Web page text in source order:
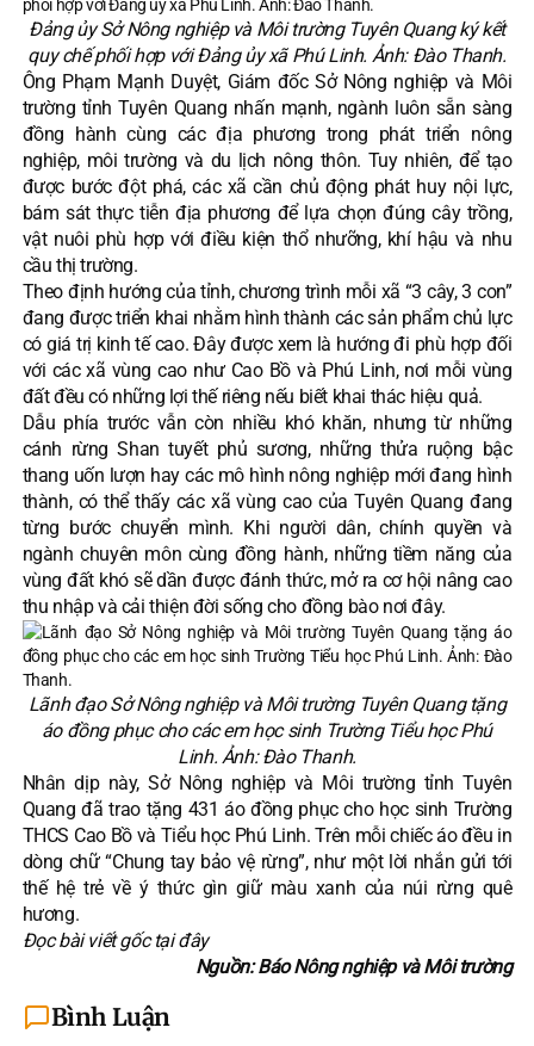
Đảng ủy Sở Nông nghiệp và Môi trường Tuyên Quang ký kết
quy chế phối hợp với Đảng ủy xã Phú Linh. Ảnh: Đào Thanh.
Ông Phạm Mạnh Duyệt, Giám đốc Sở Nông nghiệp và Môi
trường tỉnh Tuyên Quang nhấn mạnh, ngành luôn sẵn sàng
đồng hành cùng các địa phương trong phát triển nông
nghiệp, môi trường và du lịch nông thôn. Tuy nhiên, để tạo
được bước đột phá, các xã cần chủ động phát huy nội lực,
bám sát thực tiễn địa phương để lựa chọn đúng cây trồng,
vật nuôi phù hợp với điều kiện thổ nhưỡng, khí hậu và nhu
cầu thị trường.
Theo định hướng của tỉnh, chương trình mỗi xã “3 cây, 3 con”
đang được triển khai nhằm hình thành các sản phẩm chủ lực
có giá trị kinh tế cao. Đây được xem là hướng đi phù hợp đối
với các xã vùng cao như Cao Bồ và Phú Linh, nơi mỗi vùng
đất đều có những lợi thế riêng nếu biết khai thác hiệu quả.
Dẫu phía trước vẫn còn nhiều khó khăn, nhưng từ những
cánh rừng Shan tuyết phủ sương, những thửa ruộng bậc
thang uốn lượn hay các mô hình nông nghiệp mới đang hình
thành, có thể thấy các xã vùng cao của Tuyên Quang đang
từng bước chuyển mình. Khi người dân, chính quyền và
ngành chuyên môn cùng đồng hành, những tiềm năng của
vùng đất khó sẽ dần được đánh thức, mở ra cơ hội nâng cao
thu nhập và cải thiện đời sống cho đồng bào nơi đây.
Lãnh đạo Sở Nông nghiệp và Môi trường Tuyên Quang tặng
áo đồng phục cho các em học sinh Trường Tiểu học Phú
Linh. Ảnh: Đào Thanh.
Nhân dịp này, Sở Nông nghiệp và Môi trường tỉnh Tuyên
Quang đã trao tặng 431 áo đồng phục cho học sinh Trường
THCS Cao Bồ và Tiểu học Phú Linh. Trên mỗi chiếc áo đều in
dòng chữ “Chung tay bảo vệ rừng”, như một lời nhắn gửi tới
thế hệ trẻ về ý thức gìn giữ màu xanh của núi rừng quê
hương.
Đọc bài viết gốc tạiđây
Nguồn: Báo Nông nghiệp và Môi trường
Bình Luận